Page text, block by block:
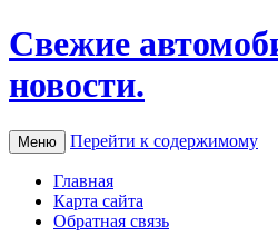
Свежие
новости.
Меню Перейти к содержимому
Главная
Карта сайта
Обратная связь